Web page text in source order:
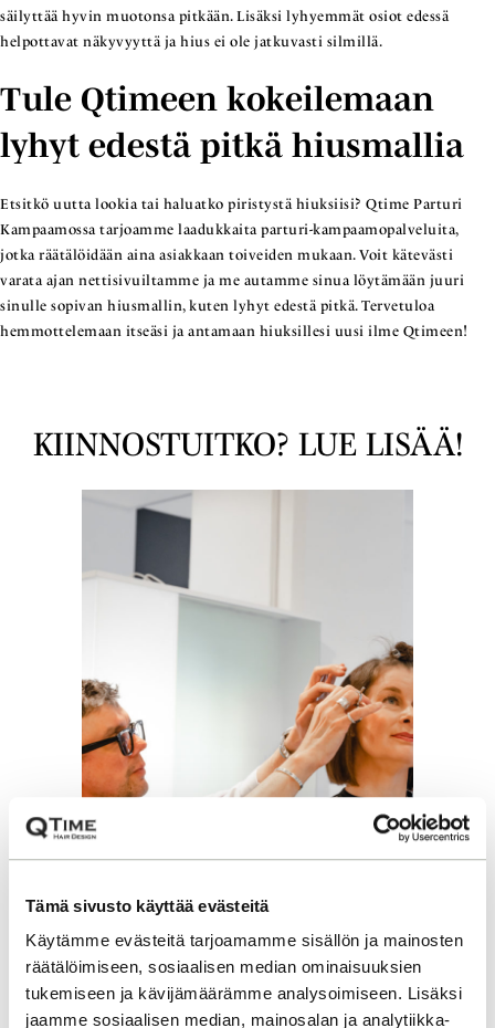
Tämä sivusto käyttää evästeitä
Käytämme evästeitä tarjoamamme sisällön ja mainosten
räätälöimiseen, sosiaalisen median ominaisuuksien
tukemiseen ja kävijämäärämme analysoimiseen. Lisäksi
jaamme sosiaalisen median, mainosalan ja analytiikka-
säilyttää hyvin muotonsa pitkään. Lisäksi lyhyemmät osiot edessä
helpottavat näkyvyyttä ja hius ei ole jatkuvasti silmillä.
Tule Qtimeen kokeilemaan
lyhyt edestä pitkä hiusmallia
Etsitkö uutta lookia tai haluatko piristystä hiuksiisi? Qtime Parturi
Kampaamossa tarjoamme laadukkaita parturi-kampaamopalveluita,
jotka räätälöidään aina asiakkaan toiveiden mukaan. Voit kätevästi
varata ajan nettisivuiltamme ja me autamme sinua löytämään juuri
sinulle sopivan hiusmallin, kuten lyhyt edestä pitkä. Tervetuloa
hemmottelemaan itseäsi ja antamaan hiuksillesi uusi ilme Qtimeen!
KIINNOSTUITKO? LUE LISÄÄ!